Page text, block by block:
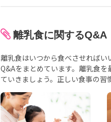
離乳食に関するQ&A
離乳食はいつから食べさせれば
Q&Aをまとめています。離乳食
ていきましょう。正しい食事の習